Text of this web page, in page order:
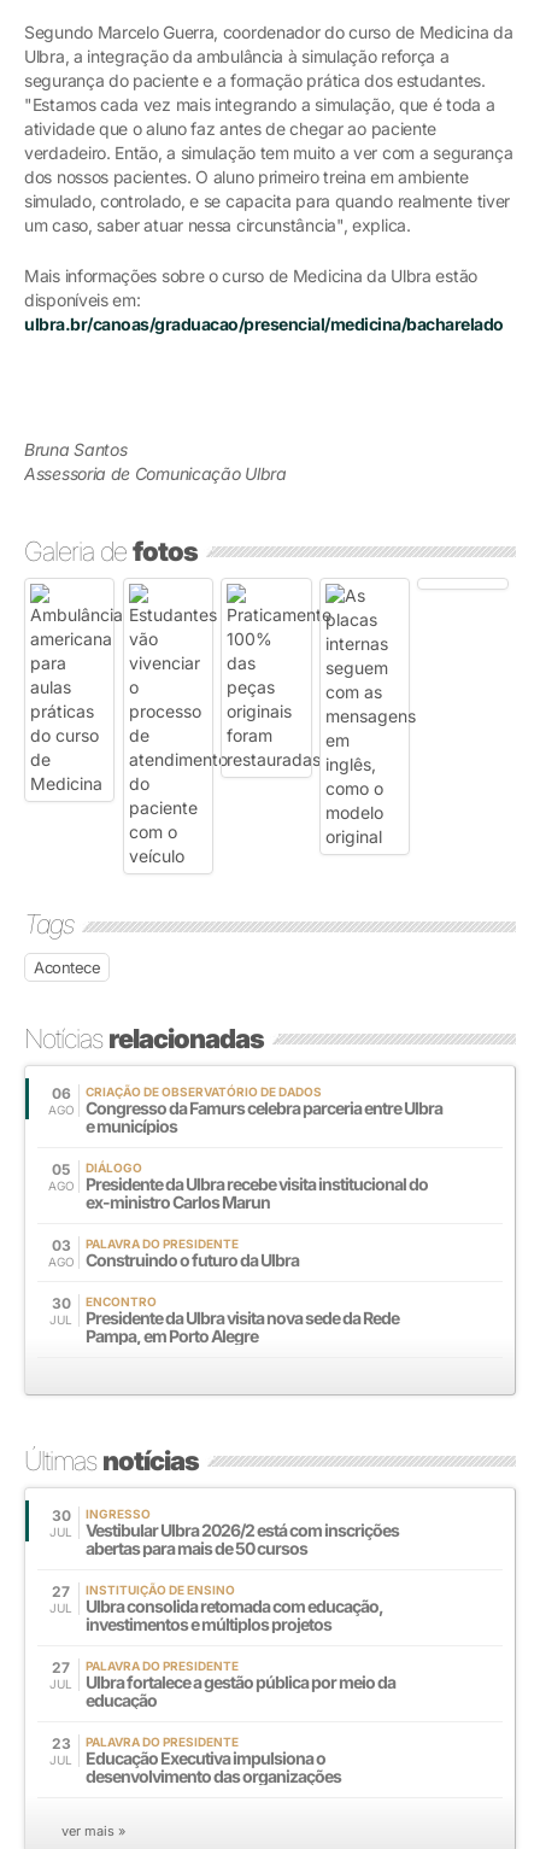
Segundo Marcelo Guerra, coordenador do curso de Medicina da
Ulbra, a integração da ambulância à simulação reforça a
segurança do paciente e a formação prática dos estudantes.
"Estamos cada vez mais integrando a simulação, que é toda a
atividade que o aluno faz antes de chegar ao paciente
verdadeiro. Então, a simulação tem muito a ver com a segurança
dos nossos pacientes. O aluno primeiro treina em ambiente
simulado, controlado, e se capacita para quando realmente tiver
um caso, saber atuar nessa circunstância", explica.
Mais informações sobre o curso de Medicina da Ulbra estão
disponíveis em:
ulbra.br/canoas/graduacao/presencial/medicina/bacharelado
Bruna Santos
Assessoria de Comunicação Ulbra
Galeria defotos
Tags
Acontece
Notíciasrelacionadas
06
AGO
CRIAÇÃO DE OBSERVATÓRIO DE DADOS
Congresso da Famurs celebra parceria entre Ulbra
e municípios
05
AGO
DIÁLOGO
Presidente da Ulbra recebe visita institucional do
ex-ministro Carlos Marun
03
AGO
PALAVRA DO PRESIDENTE
Construindo o futuro da Ulbra
30
JUL
ENCONTRO
Presidente da Ulbra visita nova sede da Rede
Pampa, em Porto Alegre
Últimasnotícias
30
JUL
INGRESSO
Vestibular Ulbra 2026/2 está com inscrições
abertas para mais de 50 cursos
27
JUL
INSTITUIÇÃO DE ENSINO
Ulbra consolida retomada com educação,
investimentos e múltiplos projetos
27
JUL
PALAVRA DO PRESIDENTE
Ulbra fortalece a gestão pública por meio da
educação
23
JUL
PALAVRA DO PRESIDENTE
Educação Executiva impulsiona o
desenvolvimento das organizações
ver mais »